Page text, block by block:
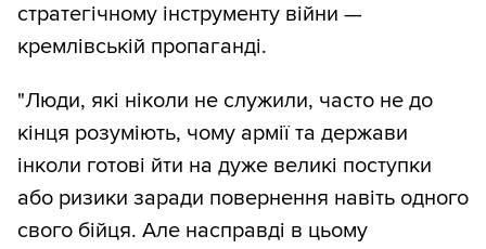
стратегічному інструменту війни —
кремлівській пропаганді.
"Люди, які ніколи не служили, часто не до
кінця розуміють, чому армії та держави
інколи готові йти на дуже великі поступки
або ризики заради повернення навіть одного
свого бійця. Але насправді в цьому